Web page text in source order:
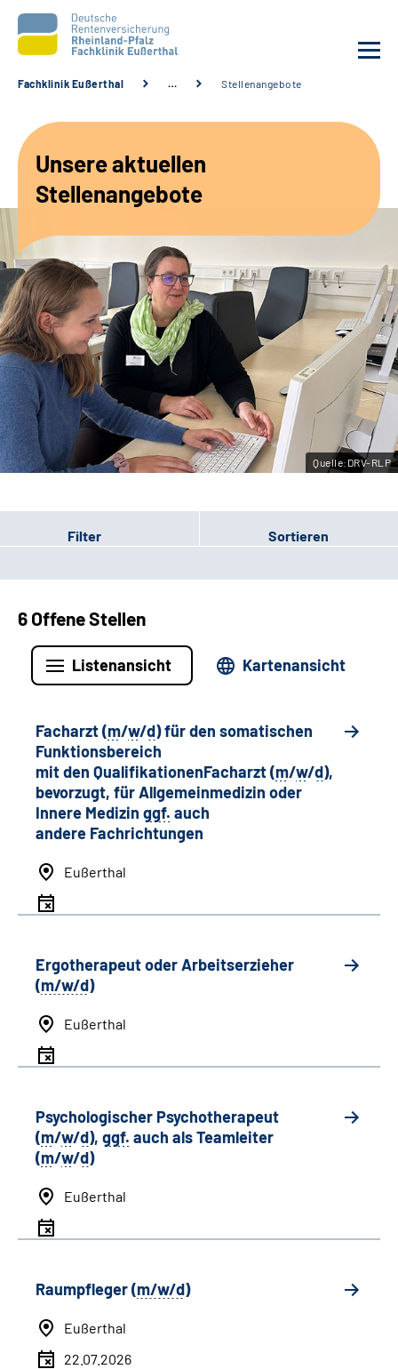
Unsere Angebote
Karriere
Beratungsstellen &
Zuweisende
Suche
Leichte Sprache
Gebärdensprache
Fachklinik Eußerthal … Stellenangebote
Unsere aktuellen
Stellenangebote
Quelle:DRV-RLP
Filter Sortieren
6 Offene Stellen
Listenansicht Kartenansicht
Facharzt (m/w/d) für den somatischen
Funktionsbereich
mit den QualifikationenFacharzt (m/w/d),
bevorzugt, für Allgemeinmedizin oder
Innere Medizin ggf. auch
andere Fachrichtungen
Eußerthal
Ergotherapeut oder Arbeitserzieher
(m/w/d)
Eußerthal
Psychologischer Psychotherapeut
(m/w/d), ggf. auch alsTeamleiter
(m/w/d)
Eußerthal
Raumpfleger (m/w/d)
Eußerthal
22.07.2026